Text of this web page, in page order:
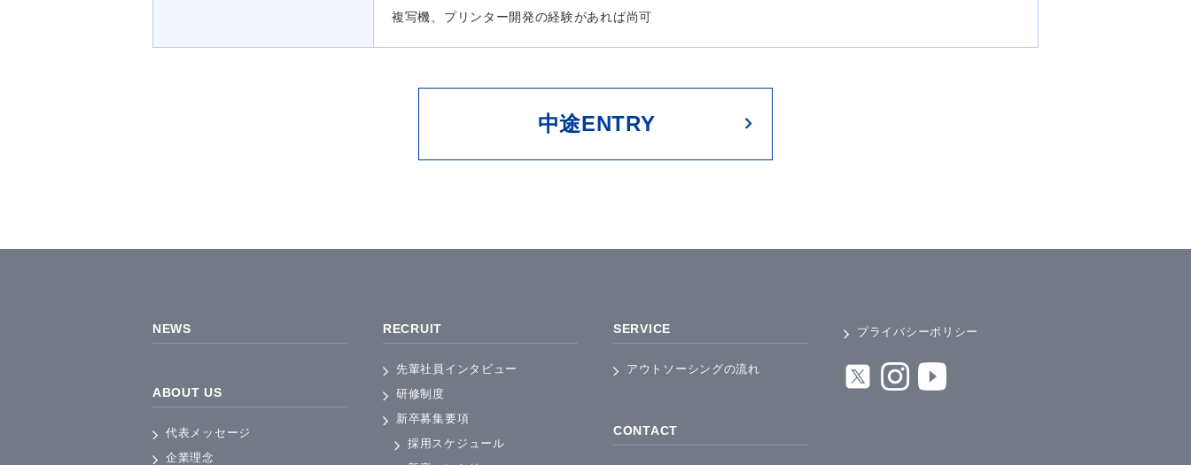
複写機、プリンター開発の経験があれば尚可
中途ENTRY
NEWS
ABOUT US
代表メッセージ
企業理念
RECRUIT
先輩社員インタビュー
研修制度
新卒募集要項
採用スケジュール
SERVICE
アウトソーシングの流れ
CONTACT
プライバシーポリシー